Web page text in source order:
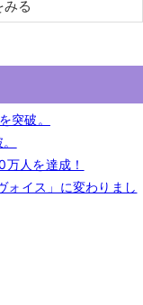
る
破。
人を達成！
イス」に変わりまし